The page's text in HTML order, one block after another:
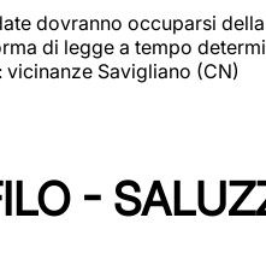
dovranno occuparsi
di legge a tempo
Savigliano (CN)
-